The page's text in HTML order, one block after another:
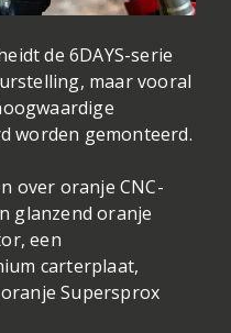
de 6DAYS-serie
maar vooral
worden gemonteerd.
over oranje CNC-
glanzend oranje
een
carterplaat,
Supersprox